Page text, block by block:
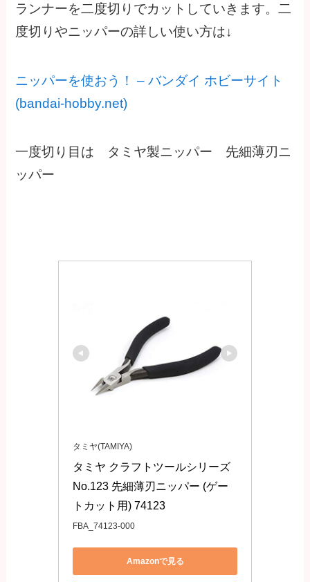
ランナーを二度切りでカットしていきます。二
度切りやニッパーの詳しい使い方は↓
ニッパーを使おう！ – バンダイ ホビーサイト
(bandai-hobby.net)
一度切り目は タミヤ製ニッパー 先細薄刃ニ
ッパー
タミヤ(TAMIYA)
タミヤ クラフトツールシリーズ
No.123 先細薄刃ニッパー (ゲー
トカット用) 74123
FBA_74123-000
Amazonで見る